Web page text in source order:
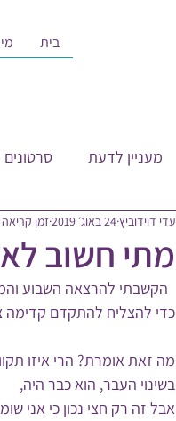
בית
מעניין לדעת סרטונים
מתי חשוב
עדי דוידוביץ24 באוג׳ 2019 זמן קריאה 1 דקות
כדי להצליח להתקדם
מה זאת אומרת? הרי איזו
בשינוי העבר, הוא כבר היה,
אבל זה רק חצי נכון כי אני